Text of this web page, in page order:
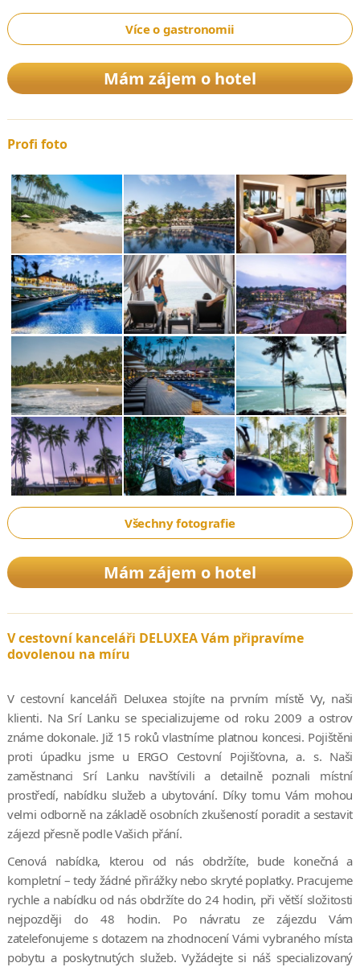
Více o gastronomii
Mám zájem o hotel
Profi foto
Všechny fotografie
Mám zájem o hotel
V cestovní kanceláři DELUXEA Vám připravíme
dovolenou na míru
V cestovní kanceláři Deluxea stojíte na prvním místě Vy, naši
klienti. Na Srí Lanku se specializujeme od roku 2009 a ostrov
známe dokonale. Již 15 roků vlastníme platnou koncesi. Pojištěni
proti úpadku jsme u ERGO Cestovní Pojišťovna, a. s. Naši
zaměstnanci Srí Lanku navštívili a detailně poznali místní
prostředí, nabídku služeb a ubytování. Díky tomu Vám mohou
velmi odborně na základě osobních zkušeností poradit a sestavit
zájezd přesně podle Vašich přání.
Cenová nabídka, kterou od nás obdržíte, bude konečná a
kompletní – tedy žádné přirážky nebo skryté poplatky. Pracujeme
rychle a nabídku od nás obdržíte do 24 hodin, při větší složitosti
nejpozději do 48 hodin. Po návratu ze zájezdu Vám
zatelefonujeme s dotazem na zhodnocení Vámi vybraného místa
pobytu a poskytnutých služeb. Vyžádejte si náš specializovaný